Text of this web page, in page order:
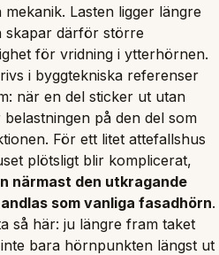
Lasten ligger längre
skapar därför större
för vridning i ytterhörnen.
i byggtekniska referenser
när en del sticker ut utan
på den del som
För ett litet attefallshus
plötsligt blir komplicerat,
närmast den utkragande
som vanliga fasadhörn.
så här: ju längre fram taket
bara hörnpunkten längst ut